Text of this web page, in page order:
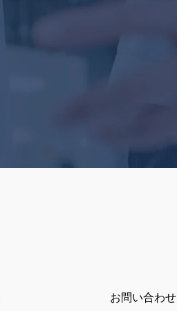
お問い合わせ